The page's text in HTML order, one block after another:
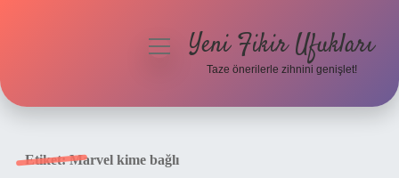
menüyüYeni Fikir Ufukları
Taze önerilerle zihnini genişlet!
Etiket:Marvel kime bağlı